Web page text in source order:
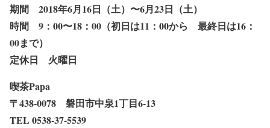
期間 2018年6月16日（土）〜6月23日（土）
時間 9：00〜18：00（初日は11：00から 最終日は16：
00まで）
定休日 火曜日
喫茶Papa
〒438-0078 磐田市中泉1丁目6-13
TEL 0538-37-5539